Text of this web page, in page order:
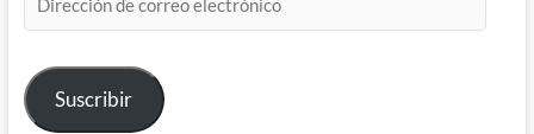
de
electrónico
Suscribir